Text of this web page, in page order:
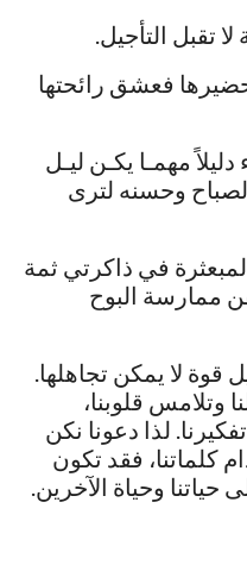
فعشق رائحتها
دليلاً مهمـا يكـن ليـل
وحسنه لترى
في ذاكرتي ثمة
ممارسة البوح
قوة لا يمكن تجاهلها.
وتلامس قلوبنا،
لذا دعونا نكن
كلماتنا، فقد تكون
حياتنا وحياة الآخرين.